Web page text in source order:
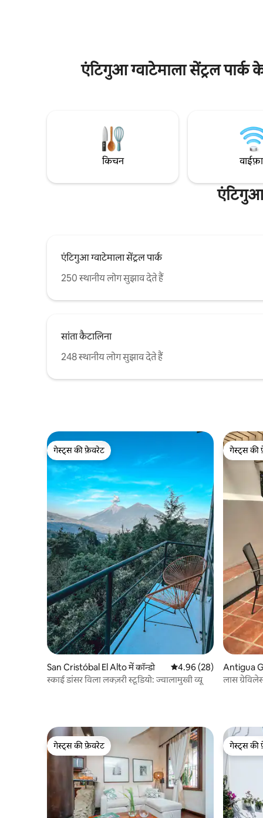
एंटिगुआ ग्वाटेमाला सेंट्रल पार्क
किचन
एंटिगुआ
एंटिगुआ ग्वाटेमाला सेंट्रल पार्क
250 स्थानीय लोग सुझाव देते हैं
सांता कैटालिना
248 स्थानीय लोग सुझाव देते हैं
गेस्ट्स की फ़ेवरेट
गेस्ट्स की फ़ेवरेट
San Cristóbal El Alto में कॉन्डो औसत रेटिंग 5 में से 4.96, 28
4.96 (28)
स्काई डांसर विला लक्ज़री स्टूडियो: ज्वालामुखी व्यू
गेस्ट्स की
गेस्ट्स की
Antigua
लास
गेस्ट्स की फ़ेवरेट
गेस्ट्स की फ़ेवरेट
गेस्ट्स की
गेस्ट्स की